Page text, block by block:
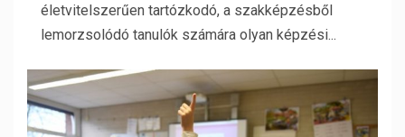
életvitelszerűen tartózkodó, a szakképzésből
lemorzsolódó tanulók számára olyan képzési...